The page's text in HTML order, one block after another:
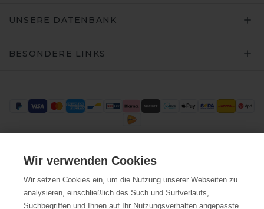
Wir verwenden Cookies
Wir setzen Cookies ein, um die Nutzung unserer Webseiten zu
analysieren, einschließlich des Such und Surfverlaufs,
Suchbegriffen und Ihnen auf Ihr Nutzungsverhalten angepasste
UNSERE DATENBANK
BESONDERE LINKS
Trustpilot